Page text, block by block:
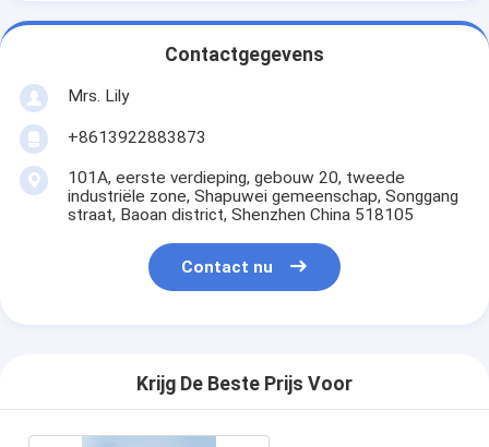
Contactgegevens
Mrs. Lily
+8613922883873
101A, eerste verdieping, gebouw 20, tweede
industriële zone, Shapuwei gemeenschap, Songgang
straat, Baoan district, Shenzhen China 518105
Contact nu
Krijg De Beste Prijs Voor